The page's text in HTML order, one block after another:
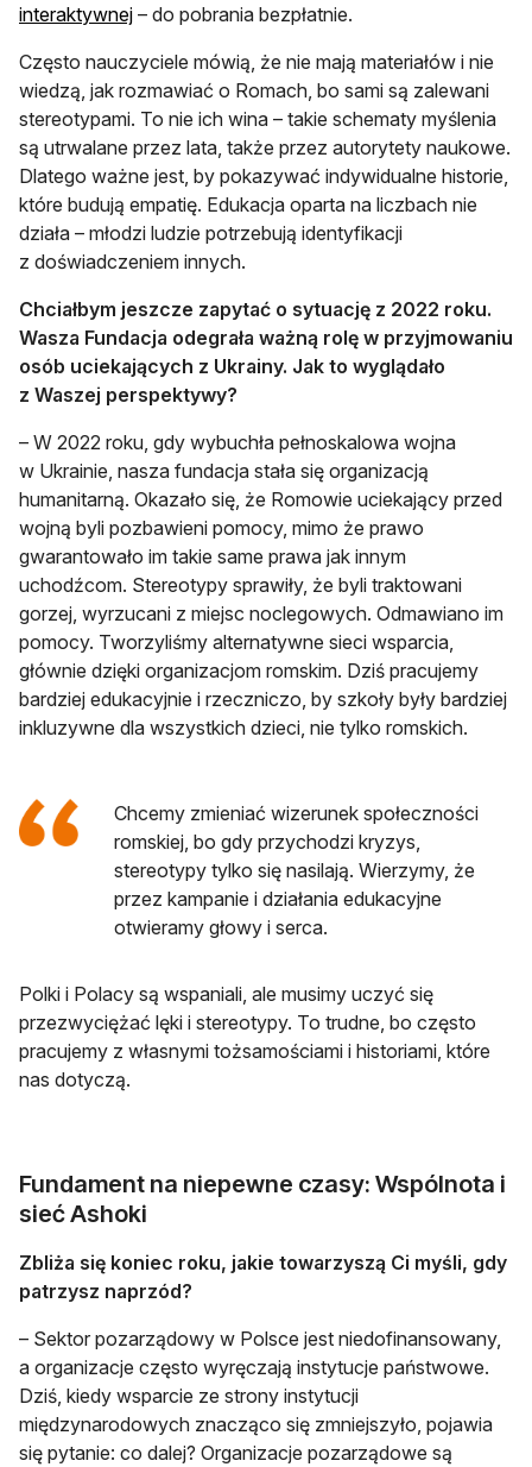
interaktywnejotwiera się w nowej karcie
– do pobrania bezpłatnie.
Często nauczyciele mówią, że nie mają materiałów i nie
wiedzą, jak rozmawiać o Romach, bo sami są zalewani
stereotypami. To nie ich wina – takie schematy myślenia
są utrwalane przez lata, także przez autorytety naukowe.
Dlatego ważne jest, by pokazywać indywidualne historie,
które budują empatię. Edukacja oparta na liczbach nie
działa – młodzi ludzie potrzebują identyfikacji
z doświadczeniem innych.
Chciałbym jeszcze zapytać o sytuację z 2022 roku.
Wasza Fundacja odegrała ważną rolę w przyjmowaniu
osób uciekających z Ukrainy. Jak to wyglądało
z Waszej perspektywy?
– W 2022 roku, gdy wybuchła pełnoskalowa wojna
w Ukrainie, nasza fundacja stała się organizacją
humanitarną. Okazało się, że Romowie uciekający przed
wojną byli pozbawieni pomocy, mimo że prawo
gwarantowało im takie same prawa jak innym
uchodźcom. Stereotypy sprawiły, że byli traktowani
gorzej, wyrzucani z miejsc noclegowych. Odmawiano im
pomocy. Tworzyliśmy alternatywne sieci wsparcia,
głównie dzięki organizacjom romskim. Dziś pracujemy
bardziej edukacyjnie i rzeczniczo, by szkoły były bardziej
inkluzywne dla wszystkich dzieci, nie tylko romskich.
Chcemy zmieniać wizerunek społeczności
romskiej, bo gdy przychodzi kryzys,
stereotypy tylko się nasilają. Wierzymy, że
przez kampanie i działania edukacyjne
otwieramy głowy i serca.
Polki i Polacy są wspaniali, ale musimy uczyć się
przezwyciężać lęki i stereotypy. To trudne, bo często
pracujemy z własnymi tożsamościami i historiami, które
nas dotyczą.
Fundament na niepewne czasy: Wspólnota i
sieć Ashoki
Zbliża się koniec roku, jakie towarzyszą Ci myśli, gdy
patrzysz naprzód?
– Sektor pozarządowy w Polsce jest niedofinansowany,
a organizacje często wyręczają instytucje państwowe.
Dziś, kiedy wsparcie ze strony instytucji
międzynarodowych znacząco się zmniejszyło, pojawia
się pytanie: co dalej? Organizacje pozarządowe są